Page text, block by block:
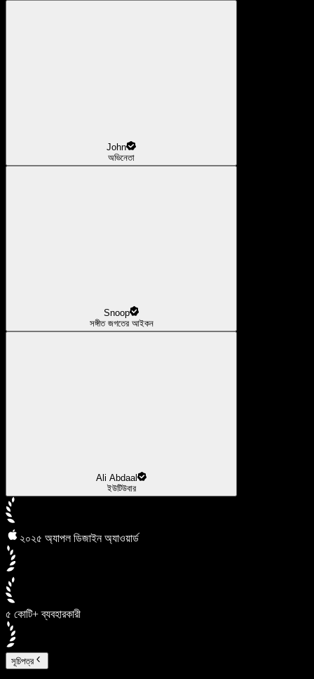
John
অভিনেতা
Snoop
সঙ্গীত জগতের আইকন
Ali Abdaal
ইউটিউবার
২০২৫ অ্যাপল ডিজাইন অ্যাওয়ার্ড
৫ কোটি+ ব্যবহারকারী
সূচিপত্র